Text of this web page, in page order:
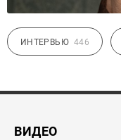
ИНТЕРВЬЮ 446
ВИДЕО